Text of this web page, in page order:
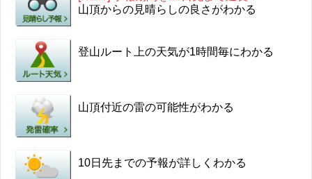
山頂からの見晴らしの良さがわかる
登山ルート上の天気が1時間毎にわかる
山頂付近の雷の可能性がわかる
10日先までの予報が詳しくわかる